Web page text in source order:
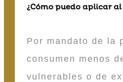
¿Cómo puedo aplicar
Por mandato de la
consumen menos
vulnerables o de